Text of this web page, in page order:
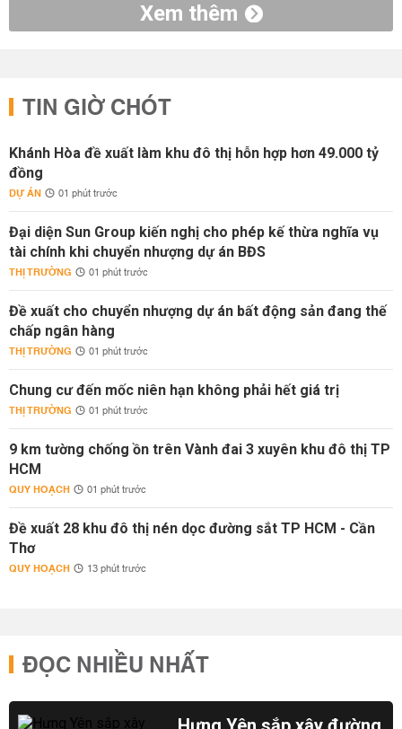
Xem thêm
TIN GIỜ CHÓT
Khánh Hòa đề xuất làm khu đô thị hỗn hợp hơn 49.000 tỷ
đồng
DỰ ÁN 01 phút trước
Đại diện Sun Group kiến nghị cho phép kế thừa nghĩa vụ
tài chính khi chuyển nhượng dự án BĐS
THỊ TRƯỜNG 01 phút trước
Đề xuất cho chuyển nhượng dự án bất động sản đang thế
chấp ngân hàng
THỊ TRƯỜNG 01 phút trước
Chung cư đến mốc niên hạn không phải hết giá trị
THỊ TRƯỜNG 01 phút trước
9 km tường chống ồn trên Vành đai 3 xuyên khu đô thị TP
HCM
QUY HOẠCH 01 phút trước
Đề xuất 28 khu đô thị nén dọc đường sắt TP HCM - Cần
Thơ
QUY HOẠCH 13 phút trước
ĐỌC NHIỀU NHẤT